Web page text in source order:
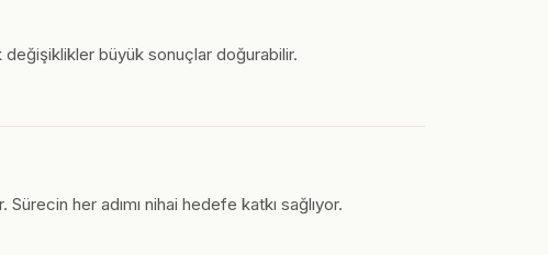
büyük sonuçlar doğurabilir.
her adımı nihai hedefe katkı sağlıyor.